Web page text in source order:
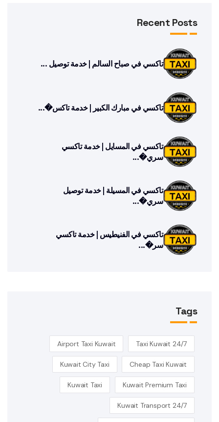
Recent Posts
تاكسي في صباح السالم | خدمة توصيل ...
تاكسي في مبارك الكبير | خدمة تاكس�...
تاكسي في المسايل | خدمة تاكسي
سري�...
تاكسي في المسيلة | خدمة توصيل
سري�...
تاكسي في الفنيطيس | خدمة تاكسي
سر�...
Tags
24/7 Taxi Kuwait
Airport Taxi Kuwait
Cheap Taxi Kuwait
Kuwait City Taxi
Kuwait Premium Taxi
Kuwait Taxi
Kuwait Transport 24/7